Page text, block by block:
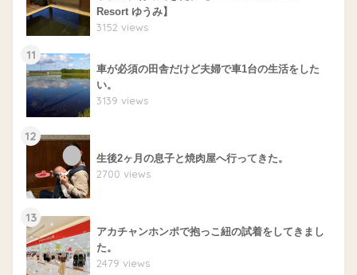
Resort ゆうみ】
3152 views
11
車が必須の田舎だけど夫婦で車1台の生活をした
い。
3139 views
12
生後2ヶ月の息子と焼肉屋へ行ってきた。
2700 views
13
アカチャンホンポで抱っこ紐の試着をしてきまし
た。
2479 views